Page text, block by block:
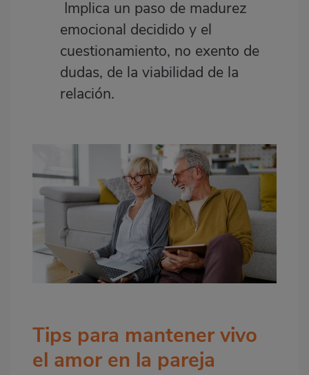
Implica un paso de madurez
emocional decidido y el
cuestionamiento, no exento de
dudas, de la viabilidad de la
relación.
Tips para mantener vivo
el amor en la pareja